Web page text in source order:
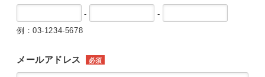
-
-
例：03-1234-5678
メールアドレス 必須